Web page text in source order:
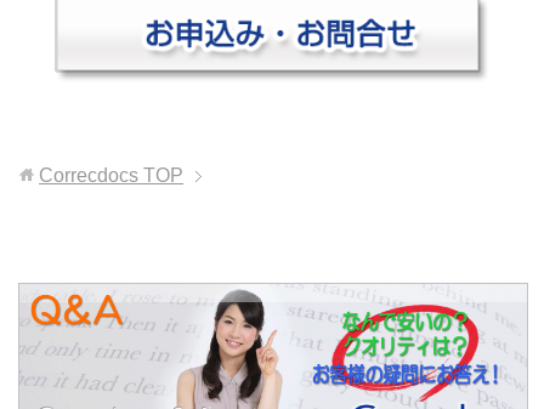
Correcdocs TOP